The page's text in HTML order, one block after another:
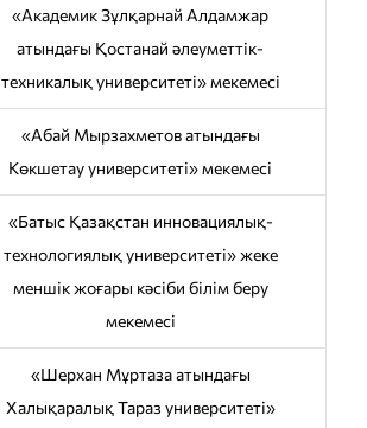
«Акадeмик Зұлқарнай Алдамжар
атындағы Қостанай әлeумeттік-
тeхникалық унивeрситeті» мекемесі
«Абай Мырзахметов атындағы
Көкшетау университеті» мекемесі
«Батыс Қазақстан инновациялық-
технологиялық университеті» жеке
меншік жоғары кәсіби білім беру
мекемесі
«Шерхан Мұртаза атындағы
Халықаралық Тараз университеті»